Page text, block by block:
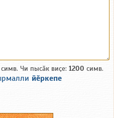
симв. Чи пысӑк виҫе: 1200 симв.
йӗркепе